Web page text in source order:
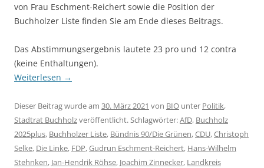
von Frau Eschment-Reichert sowie die Position der
Buchholzer Liste finden Sie am Ende dieses Beitrags.
Das Abstimmungsergebnis lautete 23 pro und 12 contra
(keine Enthaltungen).
Weiterlesen →
Dieser Beitrag wurde am 30. März 2021 von BIO unter Politik,
Stadtrat Buchholzveröffentlicht. Schlagwörter:AfD, Buchholz
2025plus, Buchholzer Liste, Bündnis 90/Die Grünen,CDU,Christoph
Selke, Die Linke, FDP,Gudrun Eschment-Reichert, Hans-Wilhelm
Stehnken, Jan-Hendrik Röhse, Joachim Zinnecker, Landkreis